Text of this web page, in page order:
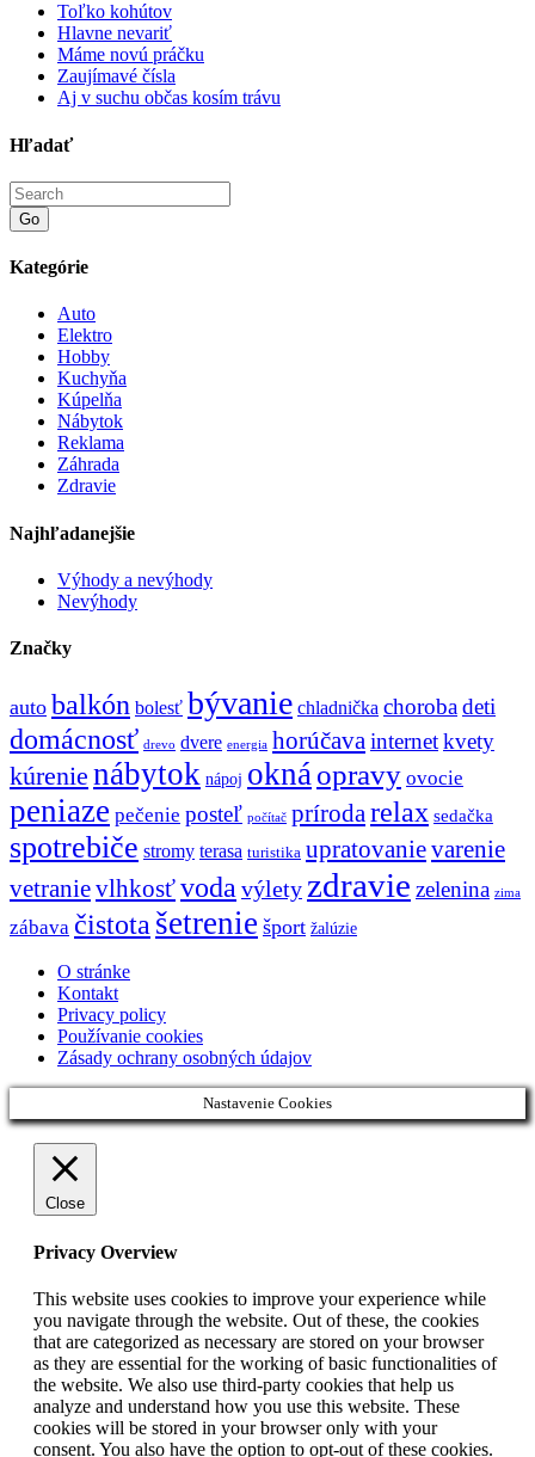
Toľko kohútov
Hlavne nevariť
Máme novú práčku
Zaujímavé čísla
Aj v suchu občas kosím trávu
Hľadať
Go
Kategórie
Auto
Elektro
Hobby
Kuchyňa
Kúpelňa
Nábytok
Reklama
Záhrada
Zdravie
Najhľadanejšie
Výhody a nevýhody
Nevýhody
Značky
auto balkón bolesť bývanie chladnička chorobadeti
domácnosť drevo dvere energia horúčavainternetkvety
kúrenie nábytok nápoj oknáopravy ovocie
peniaze pečenie posteľ počítač prírodarelax sedačka
spotrebiče stromy terasa turistika upratovanievarenie
vetranievlhkosťvodavýlety zdravie zelenina zima
zábava čistotašetrenie šport žalúzie
O stránke
Kontakt
Privacy policy
Používanie cookies
Zásady ochrany osobných údajov
Nastavenie Cookies
Close
Privacy Overview
This website uses cookies to improve your experience while
you navigate through the website. Out of these, the cookies
that are categorized as necessary are stored on your browser
as they are essential for the working of basic functionalities of
the website. We also use third-party cookies that help us
analyze and understand how you use this website. These
cookies will be stored in your browser only with your
consent. You also have the option to opt-out of these cookies.